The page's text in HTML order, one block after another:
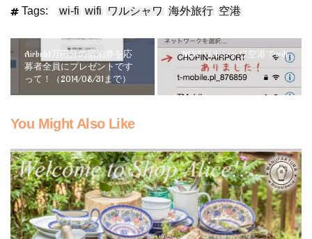
Tags: wi-fi wifi ワルシャワ 海外旅行 空港
Airbnb1万円分の宿泊券を応
募者全員にプレゼントです
って！（2014/08/31まで）
NEW! ワルシャワ空港でwifi
You Might Also Like